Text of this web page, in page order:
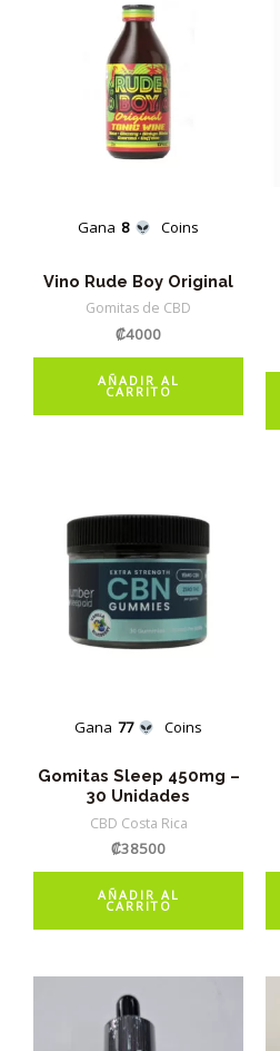
Gana 8 Coins
Vino Rude Boy Original
Gomitas de CBD
₡4000
AÑADIR AL
CARRITO
Gana 77 Coins
Gomitas Sleep 450mg –
30 Unidades
CBD Costa Rica
₡38500
AÑADIR AL
CARRITO